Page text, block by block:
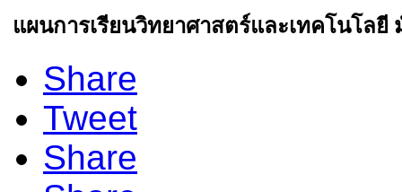
แผนการเรียนวิทยาศาสตร์และเทคโนโลยี
Share
Tweet
Share